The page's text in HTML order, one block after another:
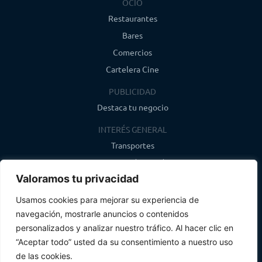
Valoramos tu privacidad
Usamos cookies para mejorar su experiencia de
navegación, mostrarle anuncios o contenidos
personalizados y analizar nuestro tráfico. Al hacer clic en
“Aceptar todo” usted da su consentimiento a nuestro uso
de las cookies.
OCIO
Restaurantes
Bares
Comercios
Cartelera Cine
PUBLICIDAD
Destaca tu negocio
INTERÉS GENERAL
Transportes
Farmacias de guardia
Canal de WhatsApp
Último boletín
info@infosegovia.com